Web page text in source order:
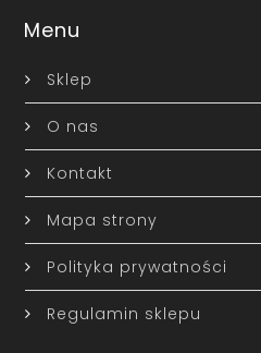
Menu
Sklep
O nas
Kontakt
Mapa strony
Polityka prywatności
Regulamin sklepu